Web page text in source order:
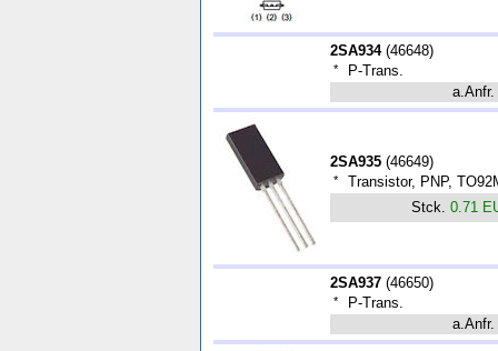
2SA934(46648)
*
P-Trans.
a.Anfr.
2SA935 (46649)
*
Transistor, PNP,
Stck. 0.71
2SA937 (46650)
*
P-Trans.
a.Anfr.